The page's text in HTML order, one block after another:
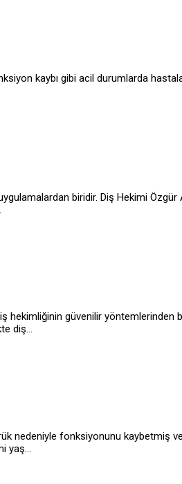
kaybı gibi acil durumlarda
biridir. Diş Hekimi
hekimliğinin güvenilir
diş…
nedeniyle fonksiyonunu
yaş…